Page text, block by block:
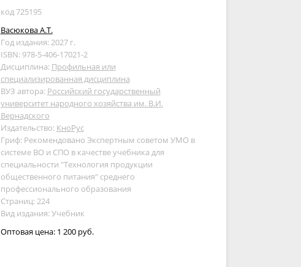
код 725195
Васюкова А.Т.
Год издания: 2027 г.
ISBN: 978-5-406-17021-2
Дисциплина: Профильная или
специализированная дисциплина
ВУЗ автора: Российский государственный
университет народного хозяйства им. В.И.
Вернадского
Издательство: КноРус
Гриф: Рекомендовано Экспертным советом УМО в
системе ВО и СПО в качестве учебника для
специальности "Технология продукции
общественного питания" среднего
профессионального образования
Страниц: 224
Вид издания: Учебник
Оптовая цена: 1 200 руб.